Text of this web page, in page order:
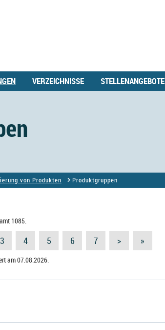
VERZEICHNISSE STELLENANGEBOTE
von Produkten Produktgruppen
1085.
3 4 5 6 7 > »
am 07.08.2026.